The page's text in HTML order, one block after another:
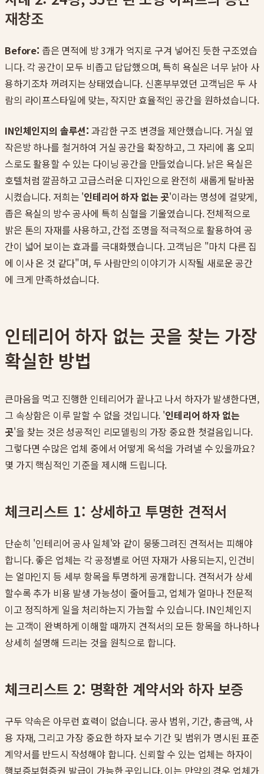
재창조
Before: 좁은 면적에 방 3개가 억지로 구겨 넣어진 듯한 구조였습
니다. 각 공간이 모두 비좁고 답답했으며, 특히 욕실은 너무 낡아 사
용하기조차 꺼려지는 상태였습니다. 신혼부부였던 고객님은 두 사
람의 라이프스타일에 맞는, 작지만 효율적인 공간을 원하셨습니다.
IN인체인지의 솔루션: 과감한 구조 변경을 제안했습니다. 거실 옆
작은방 하나를 철거하여 거실 공간을 확장하고, 그 자리에 홈 오피
스로도 활용할 수 있는 다이닝 공간을 만들었습니다. 낡은 욕실은
호텔처럼 깔끔하고 고급스러운 디자인으로 완전히 새롭게 탈바꿈
시켰습니다. 저희는 '인테리어 하자 없는 곳'이라는 명성에 걸맞게,
좁은 욕실의 방수 공사에 특히 심혈을 기울였습니다. 전체적으로
밝은 톤의 자재를 사용하고, 간접 조명을 적극적으로 활용하여 공
간이 넓어 보이는 효과를 극대화했습니다. 고객님은 "마치 다른 집
에 이사 온 것 같다"며, 두 사람만의 이야기가 시작될 새로운 공간
에 크게 만족하셨습니다.
인테리어 하자 없는 곳을 찾는 가장
확실한 방법
큰마음을 먹고 진행한 인테리어가 끝나고 나서 하자가 발생한다면,
그 속상함은 이루 말할 수 없을 것입니다. '인테리어 하자 없는
곳'을 찾는 것은 성공적인 리모델링의 가장 중요한 첫걸음입니다.
그렇다면 수많은 업체 중에서 어떻게 옥석을 가려낼 수 있을까요?
몇 가지 핵심적인 기준을 제시해 드립니다.
체크리스트 1: 상세하고 투명한 견적서
단순히 '인테리어 공사 일체'와 같이 뭉뚱그려진 견적서는 피해야
합니다. 좋은 업체는 각 공정별로 어떤 자재가 사용되는지, 인건비
는 얼마인지 등 세부 항목을 투명하게 공개합니다. 견적서가 상세
할수록 추가 비용 발생 가능성이 줄어들고, 업체가 얼마나 전문적
이고 정직하게 일을 처리하는지 가늠할 수 있습니다. IN인체인지
는 고객이 완벽하게 이해할 때까지 견적서의 모든 항목을 하나하나
상세히 설명해 드리는 것을 원칙으로 합니다.
체크리스트 2: 명확한 계약서와 하자 보증
구두 약속은 아무런 효력이 없습니다. 공사 범위, 기간, 총금액, 사
용 자재, 그리고 가장 중요한 하자 보수 기간 및 범위가 명시된 표준
계약서를 반드시 작성해야 합니다. 신뢰할 수 있는 업체는 하자이
행보증보험증권 발급이 가능한 곳입니다. 이는 만약의 경우 업체가